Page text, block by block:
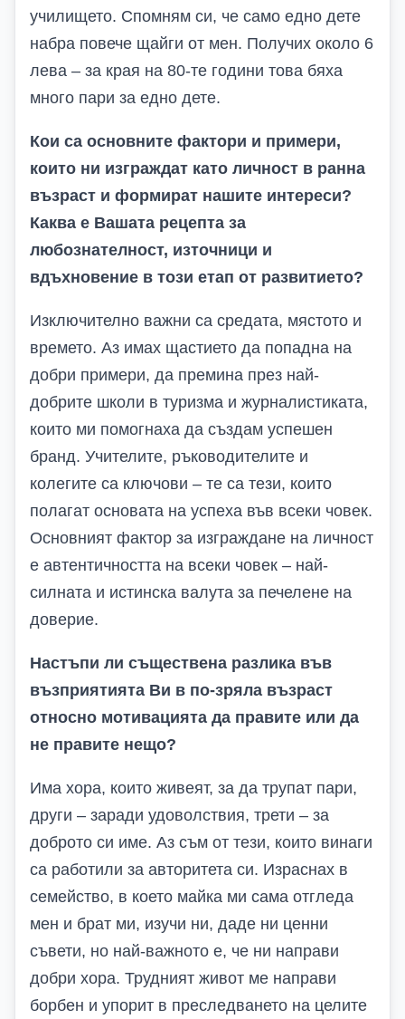
училището. Спомням си, че само едно дете
набра повече щайги от мен. Получих около 6
лева – за края на 80-те години това бяха
много пари за едно дете.
Кои са основните фактори и примери,
които ни изграждат като личност в ранна
възраст и формират нашите интереси?
Каква е Вашата рецепта за
любознателност, източници и
вдъхновение в този етап от развитието?
Изключително важни са средата, мястото и
времето. Аз имах щастието да попадна на
добри примери, да премина през най-
добрите школи в туризма и журналистиката,
които ми помогнаха да създам успешен
бранд. Учителите, ръководителите и
колегите са ключови – те са тези, които
полагат основата на успеха във всеки човек.
Основният фактор за изграждане на личност
е автентичността на всеки човек – най-
силната и истинска валута за печелене на
доверие.
Настъпи ли съществена разлика във
възприятията Ви в по-зряла възраст
относно мотивацията да правите или да
не правите нещо?
Има хора, които живеят, за да трупат пари,
други – заради удоволствия, трети – за
доброто си име. Аз съм от тези, които винаги
са работили за авторитета си. Израснах в
семейство, в което майка ми сама отгледа
мен и брат ми, изучи ни, даде ни ценни
съвети, но най-важното е, че ни направи
добри хора. Трудният живот ме направи
борбен и упорит в преследването на целите